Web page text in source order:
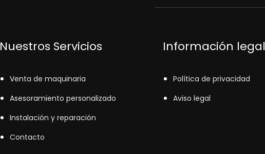
Nuestros Servicios
Venta de maquinaria
Asesoramiento personalizado
Instalación y reparación
Contacto
Información legal
Política de privacidad
Aviso legal